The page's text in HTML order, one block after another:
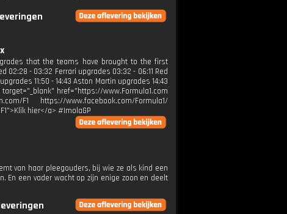
that the teams have brought to the first
- 03:32 Ferrari upgrades 03:32 - 06:11 Red
11:50 - 14:43 Aston Martin upgrades 14:43
href="https://www.Formula1.com
F1 https://www.facebook.com/Formula1/
hier</a> #ImolaGP
van haar pleegouders, bij wie ze als kind een
En een vader wacht op zijn enige zoon en deelt